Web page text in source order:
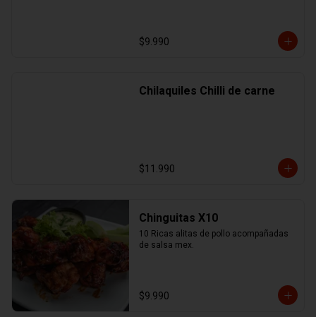
$9.990
Chilaquiles Chilli de carne
$11.990
Chinguitas X10
10 Ricas alitas de pollo acompañadas
de salsa mex.
$9.990